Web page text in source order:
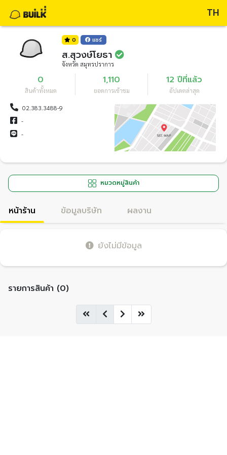
TH
0 แชร์
ส.สุวงษ์โยธา
จังหวัด สมุทรปราการ
0
สินค้าทั้งหมด
1,110
ยอดการเข้าชม
12 ปีที่แล้ว
อัปเดตล่าสุด
02.383.3488-9
-
-
หมวดหมู่สินค้า
หน้าร้าน ข้อมูลบริษัท ผลงาน
ยังไม่มีข้อมูล
รายการสินค้า (0)